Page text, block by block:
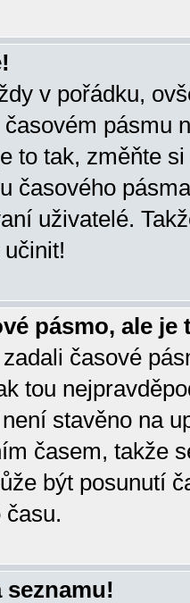
v pořádku,
pásmu
to tak, změňte
časového
uživatelé.
pásmo, ale je
časové
tou
stavěno na
časem, takže
být posunutí
času.
seznamu!